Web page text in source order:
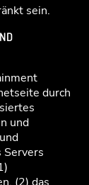
sein.
durch
und
Servers